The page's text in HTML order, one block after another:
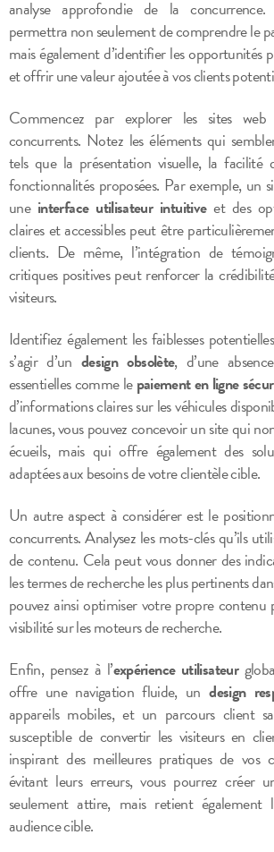
analyse approfondie de la
permettra non seulement de comprendre le
mais également d’identifier les opportunités
et offrir une valeur ajoutée à vos clients
Commencez par explorer les sites
concurrents. Notez les éléments qui
tels que la présentation visuelle, la facilité
fonctionnalités proposées. Par exemple, un
une interface utilisateur intuitiveet des
claires et accessibles peut être
clients. De même, l’intégration de
critiques positives peut renforcer la
visiteurs.
Identifiez également les faiblesses
s’agir d’undesign obsolète, d’une
essentielles comme lepaiement en ligne
d’informations claires sur les véhicules
lacunes, vous pouvez concevoir un site qui
écueils, mais qui offre également des
adaptées aux besoins de votre clientèle cible.
Un autre aspect à considérer est le
concurrents. Analysez les mots-clés qu’ils
de contenu. Cela peut vous donner des
les termes de recherche les plus pertinents
pouvez ainsi optimiser votre propre
visibilité sur les moteurs de recherche.
Enfin, pensez à l’expérience utilisateur
offre une navigation fluide, undesign
appareils mobiles, et un parcours client
susceptible de convertir les visiteurs en
inspirant des meilleures pratiques de vos
évitant leurs erreurs, vous pourrez créer
seulement attire, mais retient également
audience cible.